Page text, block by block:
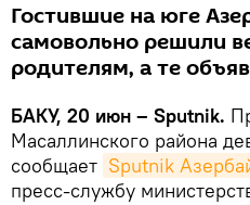
Гостившие на юге
самовольно решили
родителям, а те
БАКУ, 20 июн – Sputnik.
Масаллинского района
сообщает Sputnik
пресс-службу